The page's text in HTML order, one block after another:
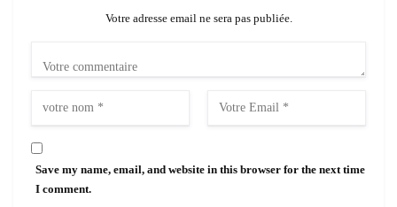
Votre adresse email ne sera pas publiée.
Save my name, email, and website in this browser for the next time
I comment.